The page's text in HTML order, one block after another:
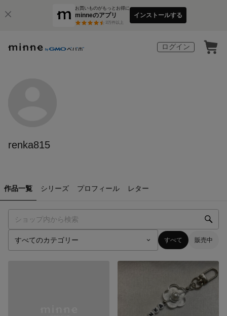
お買いものがもっとお得に
minneのアプリ
3万件以上
インストールする
ログイン
renka815
作品一覧 シリーズ プロフィール レター
すべて 販売中